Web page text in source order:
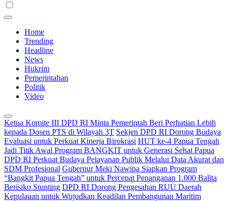
Home
Trending
Headline
News
Hukrim
Pemerintahan
Politik
Video
Ketua Komite III DPD RI Minta Pemerintah Beri Perhatian Lebih
kepada Dosen PTS di Wilayah 3T Sekjen DPD RI Dorong Budaya
Evaluasi untuk Perkuat Kinerja Birokrasi HUT ke-4 Papua Tengah
Jadi Titik Awal Program BANGKIT untuk Generasi Sehat Papua
DPD RI Perkuat Budaya Pelayanan Publik Melalui Data Akurat dan
SDM Profesional Gubernur Meki Nawipa Siapkan Program
“Bangkit Papua Tengah” untuk Percepat Penanganan 1.000 Balita
Berisiko Stunting DPD RI Dorong Pengesahan RUU Daerah
Kepulauan untuk Wujudkan Keadilan Pembangunan Maritim